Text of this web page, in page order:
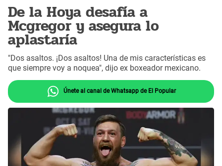
De la Hoya desafía a
Mcgregor y asegura lo
aplastaría
"Dos asaltos. ¡Dos asaltos! Una de mis características es
que siempre voy a noquea", dijo ex boxeador mexicano.
Únete al canal de Whatsapp de El Popular